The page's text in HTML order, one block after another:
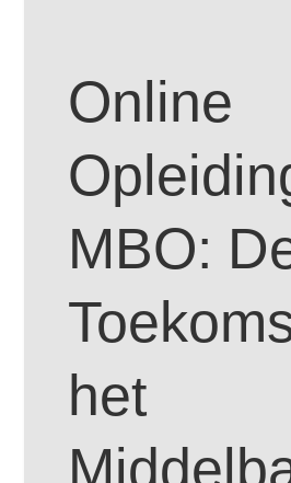
Online
MBO:
het